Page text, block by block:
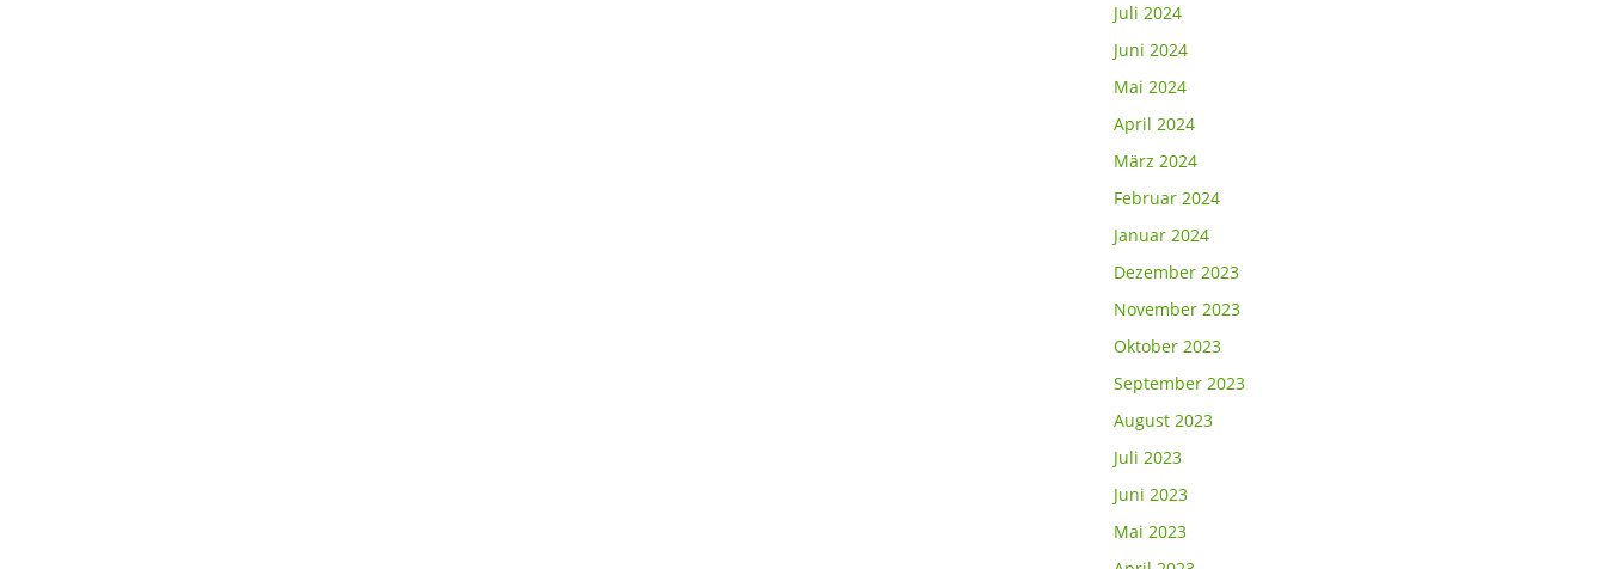
Juli 2024
Juni 2024
Mai 2024
April 2024
März 2024
Februar 2024
Januar 2024
Dezember 2023
November 2023
Oktober 2023
September 2023
August 2023
Juli 2023
Juni 2023
Mai 2023